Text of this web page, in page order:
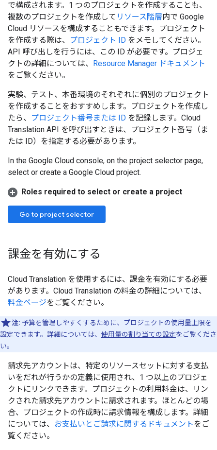
で構成されます。1 つのプロジェクトを作成することも、
複数のプロジェクトを作成して リソース階層内で Google
Cloud リソースを構成することもできます。プロジェクト
を作成する際は、
プロジェクト ID をメモしてください。
API 呼び出しを行うには、この ID が必要です。プロジェ
クトの詳細については、 Resource Manager ドキュメント
をご覧ください。
実験、テスト、本番環境のそれぞれに個別のプロジェクト
を作成することをおすすめします。プロジェクトを作成し
たら、
プロジェクト番号または ID を記録します。Cloud
Translation API を呼び出すときは、プロジェクト番号（ま
たは ID）を指定する必要があります。
In the Google Cloud console, on the project selector page,
select or create a Google Cloud project.
Roles required to select or create a project
Go to project selector
課金を有効にする
Cloud Translation を使用するには、課金を有効にする必要
があります。Cloud Translation の料金の詳細については、
料金ページをご覧ください。
注: 予算を管理しやすくするために、プロジェクトの使用量上限を
設定できます。詳細については、 使用量の割り当ての設定をご覧くださ
い。
請求先アカウントは、特定のリソースセットに対する支払
いをだれが行うかの定義に使用され、1 つ以上のプロジェ
クトにリンクできます。プロジェクトの利用料金は、リン
クされた請求先アカウントに請求されます。ほとんどの場
合、プロジェクトの作成時に請求情報を構成します。詳細
については、 お支払いとご請求に関するドキュメントをご
覧ください。